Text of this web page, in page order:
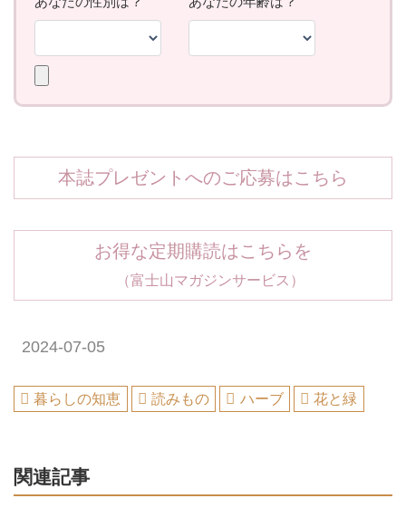
本誌プレゼントへのご応募はこちら
お得な定期購読はこちらを
（富士山マガジンサービス）
2024-07-05
暮らしの知恵 読みもの ハーブ 花と緑
関連記事